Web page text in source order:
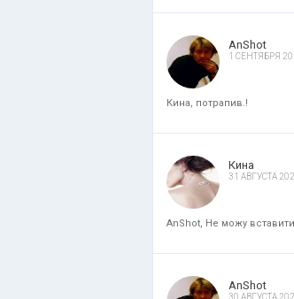
AnShot
1 СЕНТЯБРЯ
Кина, потрапив.!
Кина
31 АВГУСТА
AnShot, Не можу
AnShot
30 АВГУСТА